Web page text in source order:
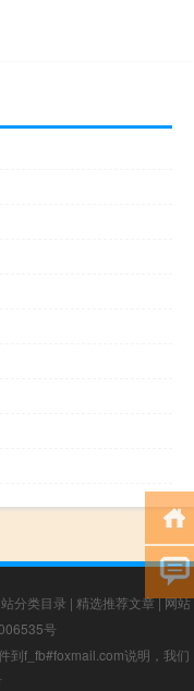
分类目录 | 精选推荐文章|网站
号
到f_fb#foxmail.com说明，我们